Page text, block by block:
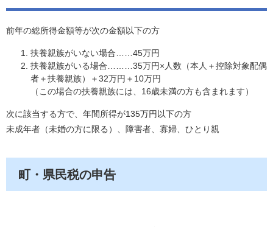
前年の総所得金額等が次の金額以下の方
扶養親族がいない場合……45万円
扶養親族がいる場合………35万円×人数（本人＋控除対象配偶
者＋扶養親族）＋32万円＋10万円
​（この場合の扶養親族には、16歳未満の方も含まれます）
次に該当する方で、年間所得が135万円以下の方
未成年者（未婚の方に限る）、障害者、寡婦、ひとり親
町・県民税の申告